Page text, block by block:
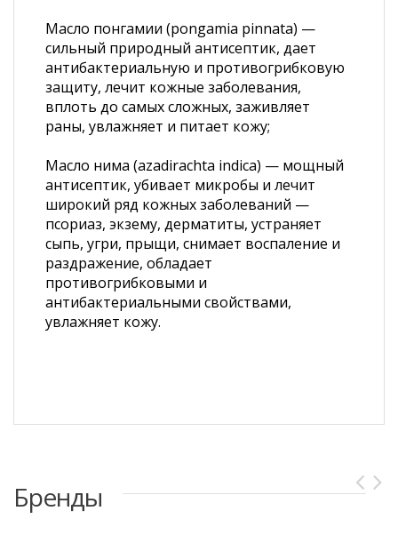
Масло понгамии (pongamia pinnata) —
сильный природный антисептик, дает
антибактериальную и противогрибковую
защиту, лечит кожные заболевания,
вплоть до самых сложных, заживляет
раны, увлажняет и питает кожу;
Масло нима (azadirachta indica) — мощный
антисептик, убивает микробы и лечит
широкий ряд кожных заболеваний —
псориаз, экзему, дерматиты, устраняет
сыпь, угри, прыщи, снимает воспаление и
раздражение, обладает
противогрибковыми и
антибактериальными свойствами,
увлажняет кожу.
Бренды